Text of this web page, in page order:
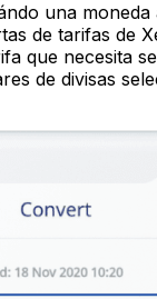
una
de tarifas de
que necesita
de divisas